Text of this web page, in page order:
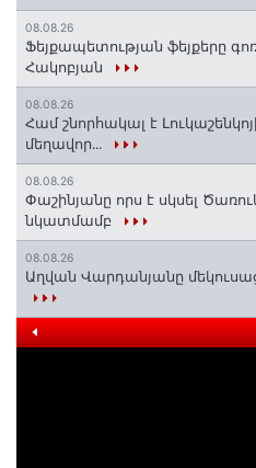
08.08.26
Ֆեյքապետության ֆեյքերը
Հակոբյան
08.08.26
Համ շնորհակալ է
մեղավոր․․․
08.08.26
Փաշինյանը որս է սկսել
նկատմամբ
08.08.26
Աղվան Վարդանյանը